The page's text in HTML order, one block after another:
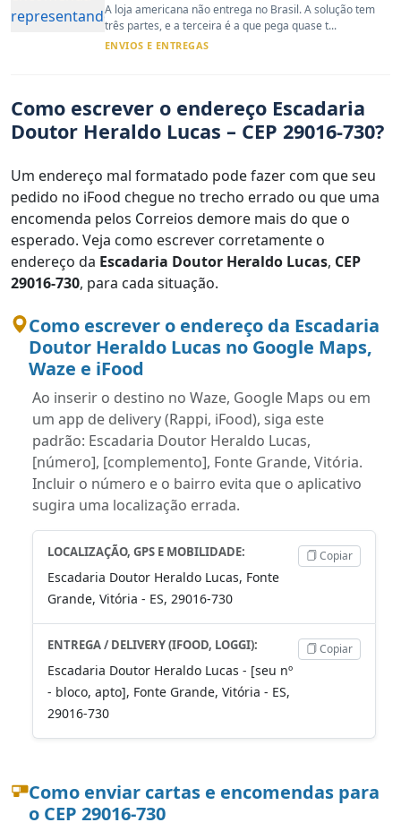
A loja americana não entrega no Brasil. A solução tem
três partes, e a terceira é a que pega quase t...
ENVIOS E ENTREGAS
Como escrever o endereço Escadaria
Doutor Heraldo Lucas – CEP 29016-730?
Um endereço mal formatado pode fazer com que seu
pedido no iFood chegue no trecho errado ou que uma
encomenda pelos Correios demore mais do que o
esperado. Veja como escrever corretamente o
endereço da Escadaria Doutor Heraldo Lucas, CEP
29016-730, para cada situação.
Como escrever o endereço da Escadaria
Doutor Heraldo Lucas no Google Maps,
Waze e iFood
Ao inserir o destino no Waze, Google Maps ou em
um app de delivery (Rappi, iFood), siga este
padrão: Escadaria Doutor Heraldo Lucas,
[número], [complemento], Fonte Grande, Vitória.
Incluir o número e o bairro evita que o aplicativo
sugira uma localização errada.
LOCALIZAÇÃO, GPS E MOBILIDADE:
Escadaria Doutor Heraldo Lucas, Fonte
Grande, Vitória - ES, 29016-730
Copiar
ENTREGA / DELIVERY (IFOOD, LOGGI):
Escadaria Doutor Heraldo Lucas - [seu nº
- bloco, apto], Fonte Grande, Vitória - ES,
29016-730
Copiar
Como enviar cartas e encomendas para
o CEP 29016-730